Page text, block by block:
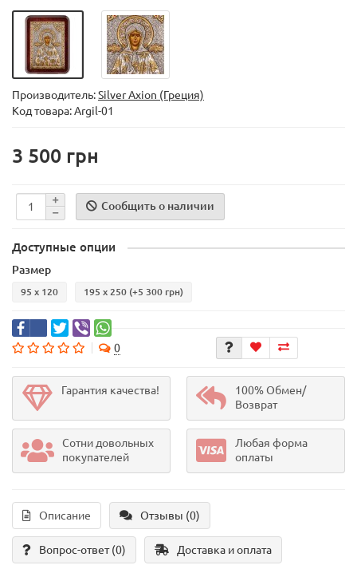
Производитель:Silver Axion (Греция)
Код товара:Argil-01
3 500 грн
Сообщить о наличии
Доступные опции
Размер
95 х 120 195 х 250 (+5 300 грн)
0
Гарантия качества!
100% Обмен/
Возврат
Сотни довольных
покупателей
Любая форма
оплаты
Описание Отзывы (0)
Вопрос-ответ(0) Доставка и оплата